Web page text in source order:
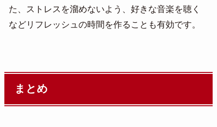
た、ストレスを溜めないよう、好きな音楽を聴く
などリフレッシュの時間を作ることも有効です。
まとめ